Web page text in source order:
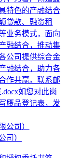
特色的产融结合
贷款、融资租
业务模式，面向
融结合，推动集
公司提供综合金
融结合，助力各
作共赢。联系邮
如您对此岗
赝品登记表，发
司）